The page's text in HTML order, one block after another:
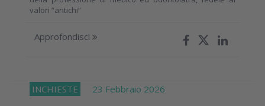
valori “antichi”
Approfondisci
INCHIESTE 23 Febbraio 2026